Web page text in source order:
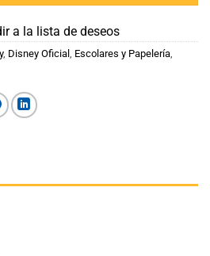
a la lista de deseos
, Disney Oficial , Escolares y Papelería,